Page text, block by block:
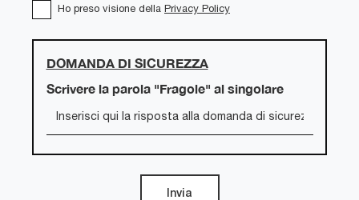
Ho preso visione della Privacy Policy
DOMANDA DI SICUREZZA
Scrivere la parola "Fragole" al singolare
Invia